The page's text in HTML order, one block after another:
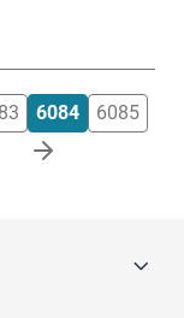
6084
6085